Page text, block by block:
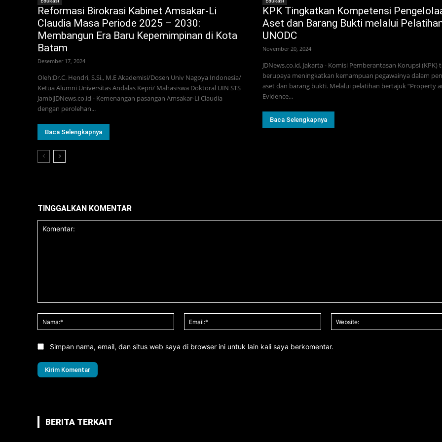
Reformasi Birokrasi Kabinet Amsakar-Li
Claudia Masa Periode 2025 – 2030:
Membangun Era Baru Kepemimpinan di Kota
Batam
Desember 17, 2024
Oleh:Dr.C. Hendri, S.Si., M.E Akademisi/Dosen Univ Nagoya Indonesia/
Ketua Alumni Universitas Andalas Kepri/ Mahasiswa Doktoral UIN STS
JambiJDNews.co.id - Kemenangan pasangan Amsakar-Li Claudia
dengan perolehan...
Baca Selengkapnya
KPK Tingkatkan Kompetensi
Aset dan Barang Bukti melalui
UNODC
November 20, 2024
JDNews.co.id, Jakarta - Komisi Pemberantasan Korupsi (KPK)
berupaya meningkatkan kemampuan pegawainya dalam
aset dan barang bukti. Melalui pelatihan bertajuk “Property
Evidence...
Baca Selengkapnya
TINGGALKAN KOMENTAR
Nama:*
Email:*
Simpan nama, email, dan situs web saya di browser ini untuk lain kali saya berkomentar.
BERITA TERKAIT